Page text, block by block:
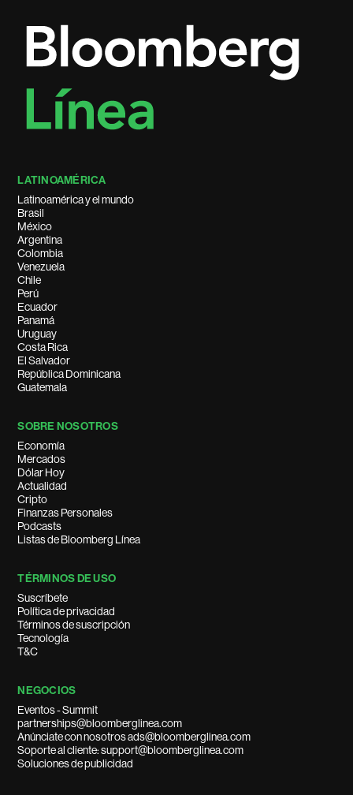
LATINOAMÉRICA
Latinoamérica y el mundo
Brasil
México
Argentina
Colombia
Venezuela
Chile
Perú
Ecuador
Panamá
Uruguay
Costa Rica
El Salvador
República Dominicana
Guatemala
SOBRE NOSOTROS
Economía
Mercados
Dólar Hoy
Actualidad
Cripto
Finanzas Personales
Podcasts
Listas de Bloomberg Línea
TÉRMINOS DE USO
Suscríbete
Política de privacidad
Términos de suscripción
Tecnología
T&C
NEGOCIOS
Eventos - Summit
partnerships@bloomberglinea.com
Anúnciate con nosotros ads@bloomberglinea.com
Soporte al cliente: support@bloomberglinea.com
Soluciones de publicidad